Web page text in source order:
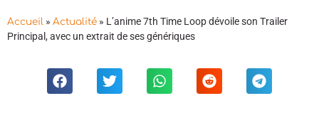
Accueil » Actualité » L’anime 7th Time Loop dévoile son Trailer
Principal, avec un extrait de ses génériques